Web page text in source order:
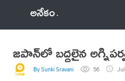
అనేకం
జపాన్‌లో బద్దలైన
By Sunki Sravani 56